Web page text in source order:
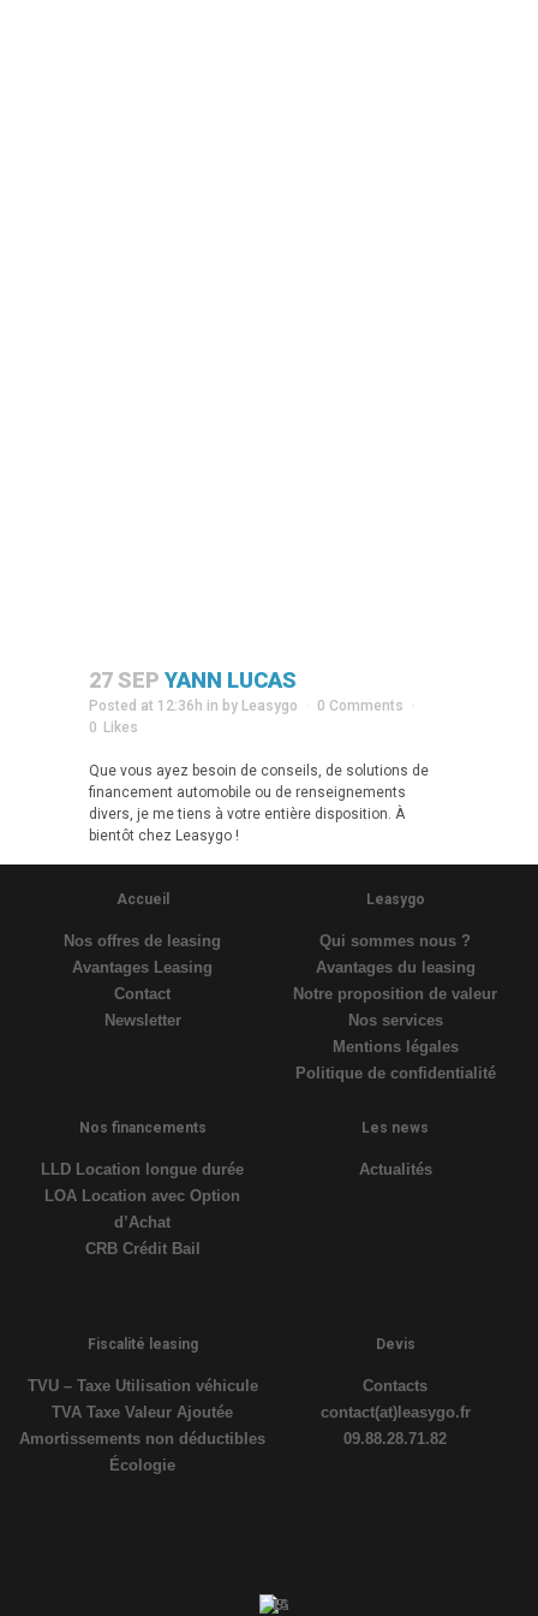
27 SEP YANN LUCAS
Posted at 12:36h in by Leasygo
0 Comments
0 Likes
Que vous ayez besoin de conseils, de solutions de
financement automobile ou de renseignements
divers, je me tiens à votre entière disposition. À
bientôt chez Leasygo !
Accueil
Nos offres de leasing
Avantages Leasing
Contact
Newsletter
Leasygo
Qui sommes nous ?
Avantages du leasing
Notre proposition de valeur
Nos services
Mentions légales
Politique de confidentialité
Nos financements
LLD Location longue durée
LOA Location avec Option
d’Achat
CRB Crédit Bail
Les news
Actualités
Fiscalité leasing
TVU – Taxe Utilisation véhicule
TVA Taxe Valeur Ajoutée
Amortissements non déductibles
Écologie
Devis
Contacts
contact(at)leasygo.fr
09.88.28.71.82